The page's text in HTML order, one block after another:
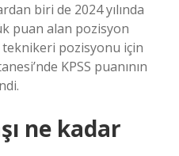
biri de 2024 yılında
puan alan pozisyon
pozisyonu için
KPSS puanının
ne kadar